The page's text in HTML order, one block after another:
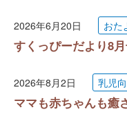
2026年6月20日 おた
すくっぴーだより8
2026年8月2日 乳児
ママも赤ちゃんも癒